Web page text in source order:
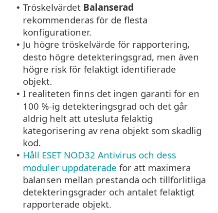
• Tröskelvärdet Balanserad
rekommenderas för de flesta
konfigurationer.
• Ju högre tröskelvärde för rapportering,
desto högre detekteringsgrad, men även
högre risk för felaktigt identifierade
objekt.
• I realiteten finns det ingen garanti för en
100 %-ig detekteringsgrad och det går
aldrig helt att utesluta felaktig
kategorisering av rena objekt som skadlig
kod.
• Håll ESET NOD32 Antivirus och dess
moduler uppdaterade för att maximera
balansen mellan prestanda och tillförlitliga
detekteringsgrader och antalet felaktigt
rapporterade objekt.